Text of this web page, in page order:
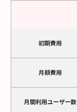
初期費用
月額費用
月間利用ユーザー数